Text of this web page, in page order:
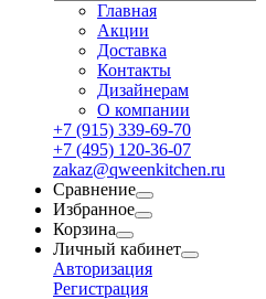
Главная
Акции
Доставка
Контакты
Дизайнерам
О компании
+7 (915) 339-69-70
+7 (495) 120-36-07
zakaz@qweenkitchen.ru
Сравнение
Избранное
Корзина
Личный кабинет
Авторизация
Регистрация